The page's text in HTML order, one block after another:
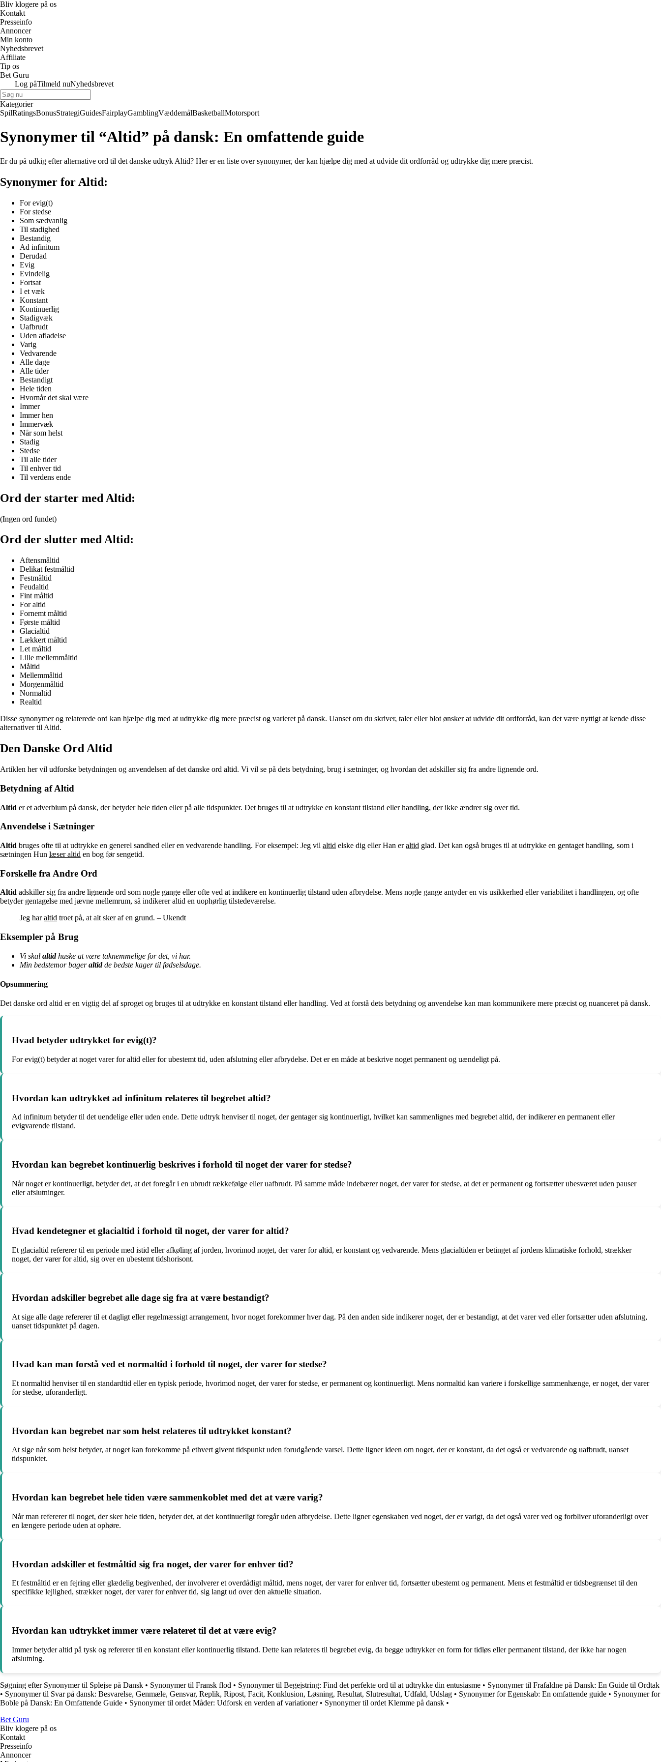
Bliv klogere på os
Kontakt
Presseinfo
Annoncer
Min konto
Nyhedsbrevet
Affiliate
Tip os
Bet Guru
Log påTilmeld nuNyhedsbrevet
Kategorier
SpilRatingsBonusStrategiGuidesFairplayGamblingVæddemålBasketballMotorsport
Synonymer til “Altid” på dansk: En omfattende guide
Er du på udkig efter alternative ord til det danske udtryk Altid? Her er en liste over synonymer, der kan hjælpe dig med at udvide dit ordforråd og udtrykke dig mere præcist.
Synonymer for Altid:
For evig(t)
For stedse
Som sædvanlig
Til stadighed
Bestandig
Ad infinitum
Derudad
Evig
Evindelig
Fortsat
I et væk
Konstant
Kontinuerlig
Stadigvæk
Uafbrudt
Uden afladelse
Varig
Vedvarende
Alle dage
Alle tider
Bestandigt
Hele tiden
Hvornår det skal være
Immer
Immer hen
Immervæk
Når som helst
Stadig
Stedse
Til alle tider
Til enhver tid
Til verdens ende
Ord der starter med Altid:
(Ingen ord fundet)
Ord der slutter med Altid:
Aftensmåltid
Delikat festmåltid
Festmåltid
Feudaltid
Fint måltid
For altid
Fornemt måltid
Første måltid
Glacialtid
Lækkert måltid
Let måltid
Lille mellemmåltid
Måltid
Mellemmåltid
Morgenmåltid
Normaltid
Realtid
Disse synonymer og relaterede ord kan hjælpe dig med at udtrykke dig mere præcist og varieret på dansk. Uanset om du skriver, taler eller blot ønsker at udvide dit ordforråd, kan det være nyttigt at kende disse
alternativer til Altid.
Den Danske Ord Altid
Artiklen her vil udforske betydningen og anvendelsen af det danske ord altid. Vi vil se på dets betydning, brug i sætninger, og hvordan det adskiller sig fra andre lignende ord.
Betydning af Altid
Altid er et adverbium på dansk, der betyder hele tiden eller på alle tidspunkter. Det bruges til at udtrykke en konstant tilstand eller handling, der ikke ændrer sig over tid.
Anvendelse i Sætninger
Altid bruges ofte til at udtrykke en generel sandhed eller en vedvarende handling. For eksempel: Jeg vil altid elske dig eller Han eraltid glad. Det kan også bruges til at udtrykke en gentaget handling, som i
sætningen Hun læser altid en bog før sengetid.
Forskelle fra Andre Ord
Altid adskiller sig fra andre lignende ord som nogle gange eller ofte ved at indikere en kontinuerlig tilstand uden afbrydelse. Mens nogle gange antyder en vis usikkerhed eller variabilitet i handlingen, og ofte
betyder gentagelse med jævne mellemrum, så indikerer altid en uophørlig tilstedeværelse.
Jeg haraltid troet på, at alt sker af en grund. – Ukendt
Eksempler på Brug
Vi skal altidhuske at være taknemmelige for det, vi har.
Min bedstemor bageraltidde bedste kager til fødselsdage.
Opsummering
Det danske ord altid er en vigtig del af sproget og bruges til at udtrykke en konstant tilstand eller handling. Ved at forstå dets betydning og anvendelse kan man kommunikere mere præcist og nuanceret på dansk.
Hvad betyder udtrykket for evig(t)?
For evig(t) betyder at noget varer for altid eller for ubestemt tid, uden afslutning eller afbrydelse. Det er en måde at beskrive noget permanent og uændeligt på.
Hvordan kan udtrykket ad infinitum relateres til begrebet altid?
Ad infinitum betyder til det uendelige eller uden ende. Dette udtryk henviser til noget, der gentager sig kontinuerligt, hvilket kan sammenlignes med begrebet altid, der indikerer en permanent eller
evigvarende tilstand.
Hvordan kan begrebet kontinuerlig beskrives i forhold til noget der varer for stedse?
Når noget er kontinuerligt, betyder det, at det foregår i en ubrudt rækkefølge eller uafbrudt. På samme måde indebærer noget, der varer for stedse, at det er permanent og fortsætter ubesværet uden pauser
eller afslutninger.
Hvad kendetegner et glacialtid i forhold til noget, der varer for altid?
Et glacialtid refererer til en periode med istid eller afkøling af jorden, hvorimod noget, der varer for altid, er konstant og vedvarende. Mens glacialtiden er betinget af jordens klimatiske forhold, strækker
noget, der varer for altid, sig over en ubestemt tidshorisont.
Hvordan adskiller begrebet alle dage sig fra at være bestandigt?
At sige alle dage refererer til et dagligt eller regelmæssigt arrangement, hvor noget forekommer hver dag. På den anden side indikerer noget, der er bestandigt, at det varer ved eller fortsætter uden afslutning,
uanset tidspunktet på dagen.
Hvad kan man forstå ved et normaltid i forhold til noget, der varer for stedse?
Et normaltid henviser til en standardtid eller en typisk periode, hvorimod noget, der varer for stedse, er permanent og kontinuerligt. Mens normaltid kan variere i forskellige sammenhænge, er noget, der varer
for stedse, uforanderligt.
Hvordan kan begrebet nar som helst relateres til udtrykket konstant?
At sige når som helst betyder, at noget kan forekomme på ethvert givent tidspunkt uden forudgående varsel. Dette ligner ideen om noget, der er konstant, da det også er vedvarende og uafbrudt, uanset
tidspunktet.
Hvordan kan begrebet hele tiden være sammenkoblet med det at være varig?
Når man refererer til noget, der sker hele tiden, betyder det, at det kontinuerligt foregår uden afbrydelse. Dette ligner egenskaben ved noget, der er varigt, da det også varer ved og forbliver uforanderligt over
en længere periode uden at ophøre.
Hvordan adskiller et festmåltid sig fra noget, der varer for enhver tid?
Et festmåltid er en fejring eller glædelig begivenhed, der involverer et overdådigt måltid, mens noget, der varer for enhver tid, fortsætter ubestemt og permanent. Mens et festmåltid er tidsbegrænset til den
specifikke lejlighed, strækker noget, der varer for enhver tid, sig langt ud over den aktuelle situation.
Hvordan kan udtrykket immer være relateret til det at være evig?
Immer betyder altid på tysk og refererer til en konstant eller kontinuerlig tilstand. Dette kan relateres til begrebet evig, da begge udtrykker en form for tidløs eller permanent tilstand, der ikke har nogen
afslutning.
Søgning efter Synonymer til Splejse på Dansk • Synonymer til Fransk flod • Synonymer til Begejstring: Find det perfekte ord til at udtrykke din entusiasme • Synonymer til Frafaldne på Dansk: En Guide til Ordtak
• Synonymer til Svar på dansk: Besvarelse, Genmæle, Gensvar, Replik, Ripost, Facit, Konklusion, Løsning, Resultat, Slutresultat, Udfald, Udslag • Synonymer for Egenskab: En omfattende guide • Synonymer for
Boble på Dansk: En Omfattende Guide • Synonymer til ordet Måder: Udforsk en verden af variationer• Synonymer til ordet Klemme på dansk •
Bet Guru
Bliv klogere på os
Kontakt
Presseinfo
Annoncer